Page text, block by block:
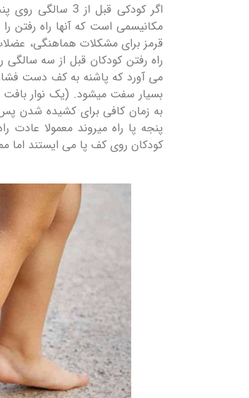
اگر کودکی قبل
مکانیسمی است که آنها راه رفتن را
قرمز برای مشکلات هماهنگی،
راه رفتن کودکان قبل از سه
می آورد که پاشنه به کف دست
بسیار سفت میشود. (یک نوار
پنجه پا راه میروند معمولا
کودکان روی کف پا می ایستند اما